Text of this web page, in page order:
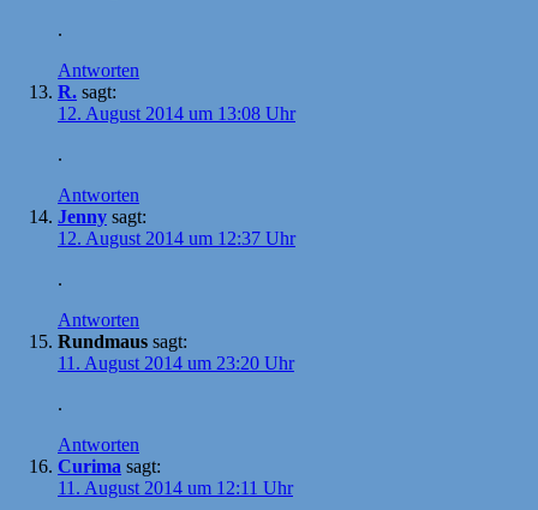
.
Antworten
R. sagt:
12. August 2014 um 13:08 Uhr
.
Antworten
Jenny sagt:
12. August 2014 um 12:37 Uhr
.
Antworten
Rundmaus sagt:
11. August 2014 um 23:20 Uhr
.
Antworten
Curima sagt:
11. August 2014 um 12:11 Uhr